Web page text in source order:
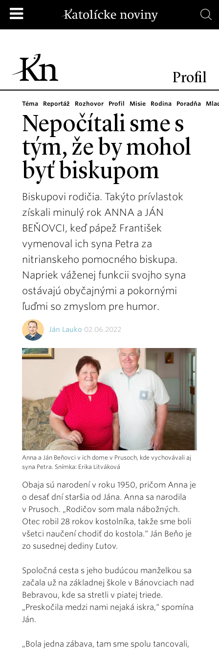
Profil
Téma Reportáž Rozhovor Profil Misie Rodina Poradňa
Nepočítali sme s
tým, že by mohol
byť biskupom
Biskupovi rodičia. Takýto prívlastok
získali minulý rok ANNA a JÁN
BEŇOVCI, keď pápež František
vymenoval ich syna Petra za
nitrianskeho pomocného biskupa.
Napriek váženej funkcii svojho syna
ostávajú obyčajnými a pokornými
ľuďmi so zmyslom pre humor.
Ján Lauko 02.06.2022
Anna a Ján Beňovci v ich dome v Prusoch, kde vychovávali aj
syna Petra. Snímka: Erika Litváková
Obaja sú narodení v roku 1950, pričom Anna je
o desať dní staršia od Jána. Anna sa narodila
v Prusoch. „Rodičov som mala nábožných.
Otec robil 28 rokov kostolníka, takže sme boli
všetci naučení chodiť do kostola.“ Ján Beňo je
zo susednej dediny Ľutov.
Spoločná cesta s jeho budúcou manželkou sa
začala už na základnej škole v Bánovciach nad
Bebravou, kde sa stretli v piatej triede.
„Preskočila medzi nami nejaká iskra,“ spomína
Ján.
„Bola jedna zábava, tam sme spolu tancovali,